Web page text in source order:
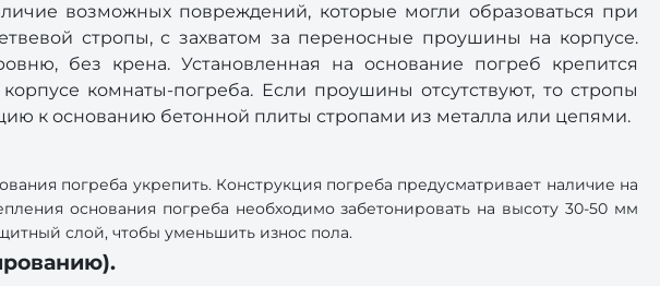
возможных повреждений, которые могли образоваться при
стропы, с захватом за переносные проушины на корпусе.
без крена. Установленная на основание погреб крепится
комнаты-погреба. Если проушины отсутствуют, то стропы
к основанию бетонной плиты стропами из металла или цепями.
погреба укрепить. Конструкция погреба предусматривает наличие на
основания погреба необходимо забетонировать на высоту 30-50 мм
слой, чтобы уменьшить износ пола.